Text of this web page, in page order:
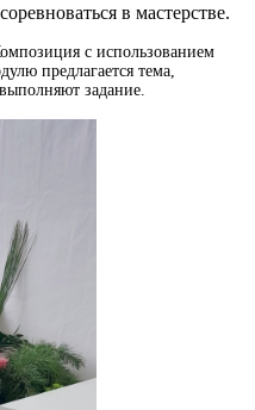
в мастерстве.
с использованием
предлагается тема,
задание.